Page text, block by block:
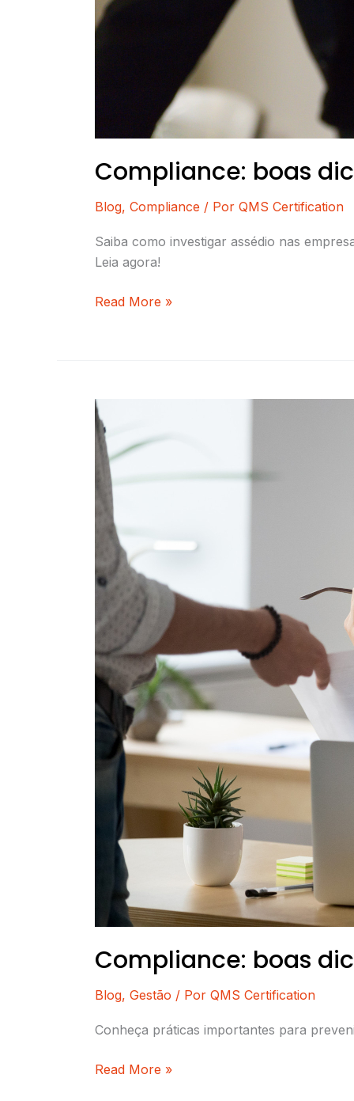
Compliance: boas
Blog, Compliance / Por QMS Certification
Saiba como investigar assédio nas
Leia agora!
Read More »
Compliance: boas
Blog, Gestão / Por QMS Certification
Conheça práticas importantes para
Compliance:
boas
dicas
para
prevenir
assédio
organizacional
Read More »